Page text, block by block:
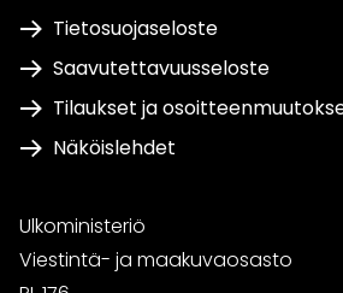
Tietosuojaseloste
Saavutettavuusseloste
Tilaukset ja
Näköislehdet
Ulkoministeriö
Viestintä- ja maakuvaosasto